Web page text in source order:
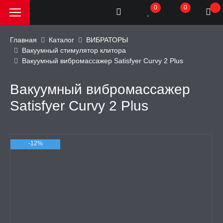
АКЦИИ и
премиум
0 0
Главная Каталог
ВИБРАТОРЫ
Вакуумный стимулятор клитора
Вакуумный вибромассажер Satisfyer Curvy 2 Plus
Вакуумный вибромассажер
Satisfyer Curvy 2 Plus
-12%